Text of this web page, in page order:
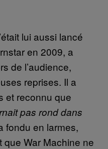
lui aussi lancé
en 2009, a
de l’audience,
reprises. Il a
et reconnu que
pas rond dans
fondu en larmes,
que War Machine ne